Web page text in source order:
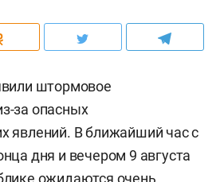
штормовое
за опасных
явлений. В ближайший час с
дня и вечером 9 августа
ожидаются очень